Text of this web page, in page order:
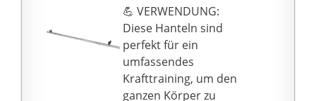
Wie viele Kilos du
stemmen kannst, liegt
in deiner Hand! Ob im
Liegen zum
Bankdrücken oder auf
dem optionalen
💪 VERWENDUNG:
Diese Hanteln sind
perfekt für ein
umfassendes
Krafttraining, um den
ganzen Körper zu